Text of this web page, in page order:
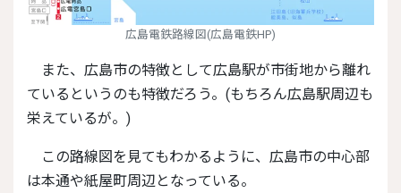
広島電鉄路線図(広島電鉄HP)
また、広島市の特徴として広島駅が市街地から離れ
ているというのも特徴だろう。(もちろん広島駅周辺も
栄えているが。)
この路線図を見てもわかるように、広島市の中心部
は本通や紙屋町周辺となっている。